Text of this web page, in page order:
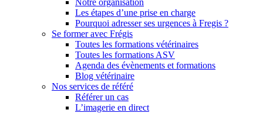
Notre organisation
Les étapes d’une prise en charge
Pourquoi adresser ses urgences à Fregis ?
Se former avec Frégis
Toutes les formations vétérinaires
Toutes les formations ASV
Agenda des évènements et formations
Blog vétérinaire
Nos services de référé
Référer un cas
L’imagerie en direct